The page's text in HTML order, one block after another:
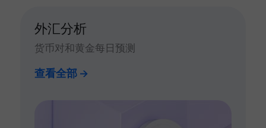
外汇分析
货币对和黄金每日预测
查看全部